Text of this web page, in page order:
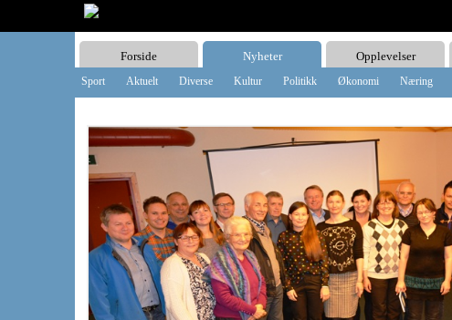
Forside Nyheter Opplevelser
Sport Aktuelt Diverse Kultur Politikk Økonomi Næring